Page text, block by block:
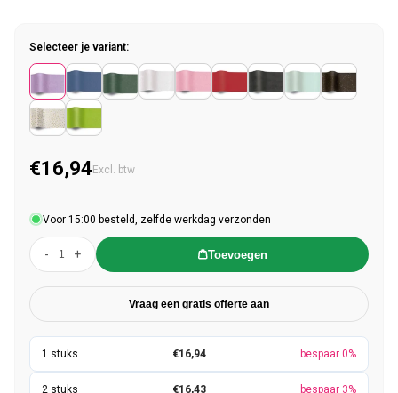
Selecteer je variant:
Normale prijs
€16,94 Excl. btw
Voor 15:00 besteld, zelfde werkdag verzonden
- + Toevoegen
Vraag een gratis offerte aan
€16,94 bespaar 0%
€16,43 bespaar 3%